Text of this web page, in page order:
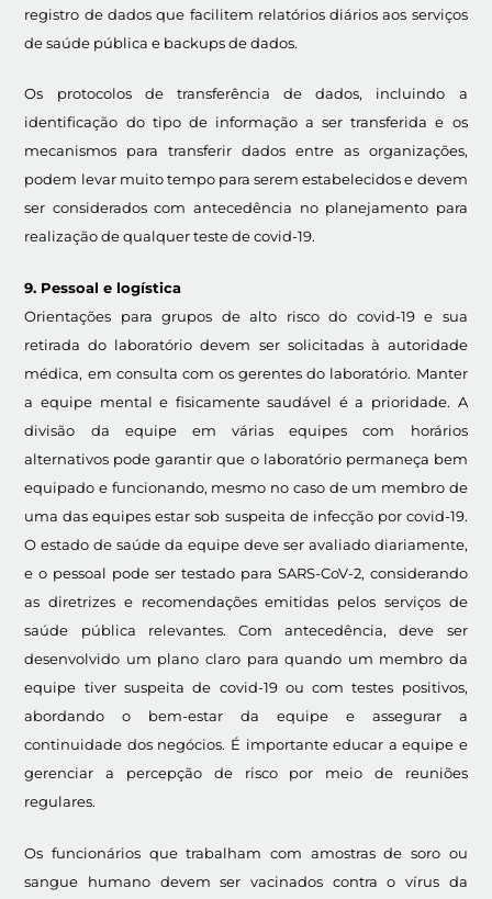
registro de dados que facilitem relatórios diários aos serviços
de saúde pública e backups de dados.
Os protocolos de transferência de dados, incluindo a
identificação do tipo de informação a ser transferida e os
mecanismos para transferir dados entre as organizações,
podem levar muito tempo para serem estabelecidos e devem
ser considerados com antecedência no planejamento para
realização de qualquer teste de covid-19.
9. Pessoal e logística
Orientações para grupos de alto risco do covid-19 e sua
retirada do laboratório devem ser solicitadas à autoridade
médica, em consulta com os gerentes do laboratório. Manter
a equipe mental e fisicamente saudável é a prioridade. A
divisão da equipe em várias equipes com horários
alternativos pode garantir que o laboratório permaneça bem
equipado e funcionando, mesmo no caso de um membro de
uma das equipes estar sob suspeita de infecção por covid-19.
O estado de saúde da equipe deve ser avaliado diariamente,
e o pessoal pode ser testado para SARS-CoV-2, considerando
as diretrizes e recomendações emitidas pelos serviços de
saúde pública relevantes. Com antecedência, deve ser
desenvolvido um plano claro para quando um membro da
equipe tiver suspeita de covid-19 ou com testes positivos,
abordando o bem-estar da equipe e assegurar a
continuidade dos negócios. É importante educar a equipe e
gerenciar a percepção de risco por meio de reuniões
regulares.
Os funcionários que trabalham com amostras de soro ou
sangue humano devem ser vacinados contra o vírus da